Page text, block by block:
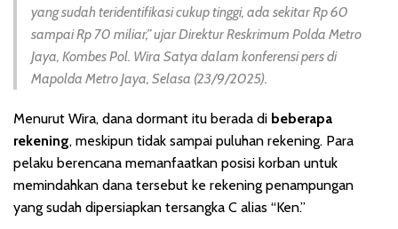
yang sudah teridentifikasi cukup tinggi, ada sekitar Rp 60
sampai Rp 70 miliar,”ujar Direktur Reskrimum Polda Metro
Jaya, Kombes Pol. Wira Satya dalam konferensi pers di
Mapolda Metro Jaya, Selasa (23/9/2025).
Menurut Wira, dana dormant itu berada di beberapa
rekening, meskipun tidak sampai puluhan rekening. Para
pelaku berencana memanfaatkan posisi korban untuk
memindahkan dana tersebut ke rekening penampungan
yang sudah dipersiapkan tersangka C alias “Ken.”